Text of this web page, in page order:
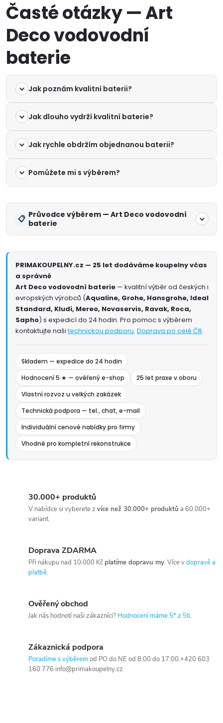
Časté otázky — Art
Deco vodovodní
baterie
Jak poznám kvalitní baterii?
Jak dlouho vydrží kvalitní baterie?
Jak rychle obdržím objednanou baterii?
Pomůžete mi s výběrem?
Průvodce výběrem — Art Deco vodovodní
baterie
PRIMAKOUPELNY.cz — 25 let dodáváme koupelny včas
a správně
Art Deco vodovodní baterie — kvalitní výběr od českých i
evropských výrobců (Aqualine, Grohe, Hansgrohe, Ideal
Standard, Kludi, Mereo, Novaservis, Ravak, Roca,
Sapho) s expedicí do 24 hodin. Pro pomoc s výběrem
kontaktujte našitechnickou podporu. Doprava po celé ČR.
Skladem — expedice do 24 hodin
Hodnocení 5 ★ — ověřený e-shop
25 let praxe v oboru
Vlastní rozvoz u velkých zakázek
Technická podpora — tel., chat, e-mail
Individuální cenové nabídky pro firmy
Vhodné pro kompletní rekonstrukce
30.000+ produktů
V nabídce si vyberete z více než 30.000+ produktů a 60.000+
variant.
Doprava ZDARMA
Při nákupu nad 10.000 Kčplatíme dopravu my. Více vdopravě a
platbě.
Ověřený obchod
Jak nás hodnotí naši zákazníci? Hodnocení máme 5* z 5ti.
Zákaznická podpora
Poradíme s výběremod PO do NE od 8:00 do 17:00.+420 603
160 776 info@primakoupelny.cz